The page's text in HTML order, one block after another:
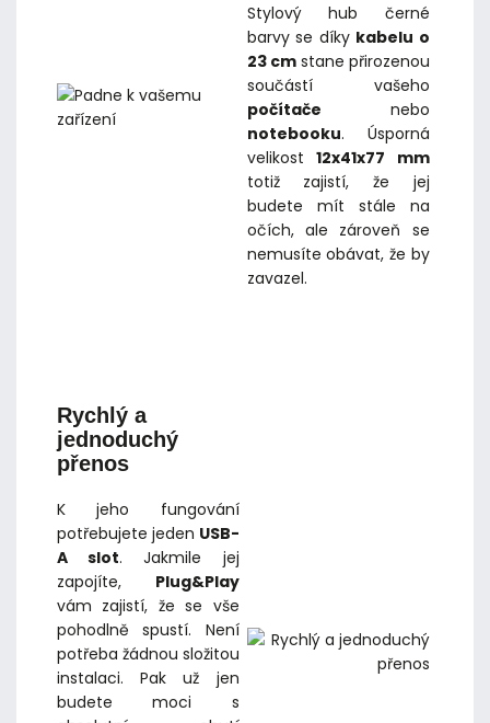
Stylový hub černé
barvy se díky kabelu o
23 cmstane přirozenou
součástí vašeho
počítače nebo
notebooku. Úsporná
velikost 12x41x77 mm
totiž zajistí, že jej
budete mít stále na
očích, ale zároveň se
nemusíte obávat, že by
zavazel.
Rychlý a
jednoduchý
přenos
K jeho fungování
potřebujete jeden USB-
A slot. Jakmile jej
zapojíte, Plug&Play
vám zajistí, že se vše
pohodlně spustí. Není
potřeba žádnou složitou
instalaci. Pak už jen
budete moci s